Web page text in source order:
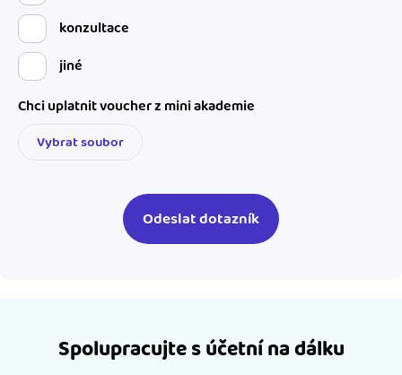
konzultace
jiné
Chci uplatnit voucher z mini akademie
Vybrat soubor
Spolupracujte s účetní na dálku